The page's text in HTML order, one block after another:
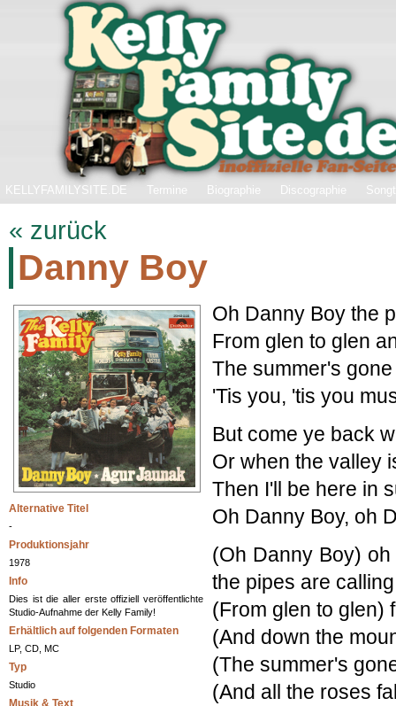
KELLYFAMILYSITE.DE Termine Biographie Discographie
« zurück
Danny Boy
Alternative Titel
-
Produktionsjahr
1978
Info
Dies ist die aller erste offiziell veröffentlichte
Studio-Aufnahme der Kelly Family!
Erhältlich auf folgenden Formaten
LP, CD, MC
Typ
Studio
Oh Danny Boy the
From glen to glen
The summer's
'Tis you, 'tis you
But come ye back
Or when the valley
Then I'll be here in
Oh Danny Boy, oh
(Oh Danny Boy)
the pipes are calling
(From glen to glen)
(And down the
(The summer's
(And all the roses